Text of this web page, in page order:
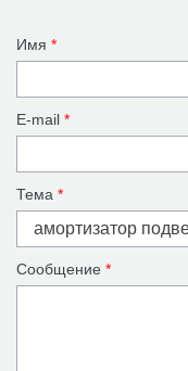
Имя *
E-mail *
Тема *
Сообщение *